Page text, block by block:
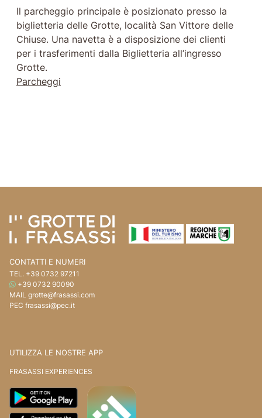
Il parcheggio principale è posizionato presso la
biglietteria delle Grotte, località San Vittore delle
Chiuse. Una navetta è a disposizione dei clienti
per i trasferimenti dalla Biglietteria all’ingresso
Grotte.
Parcheggi
CONTATTI E NUMERI
TEL. +39 0732 97211
WHATSAPP
+39 0732 90090
MAIL grotte@frasassi.com
PEC frasassi@pec.it
UTILIZZA LE NOSTRE APP
FRASASSI EXPERIENCES